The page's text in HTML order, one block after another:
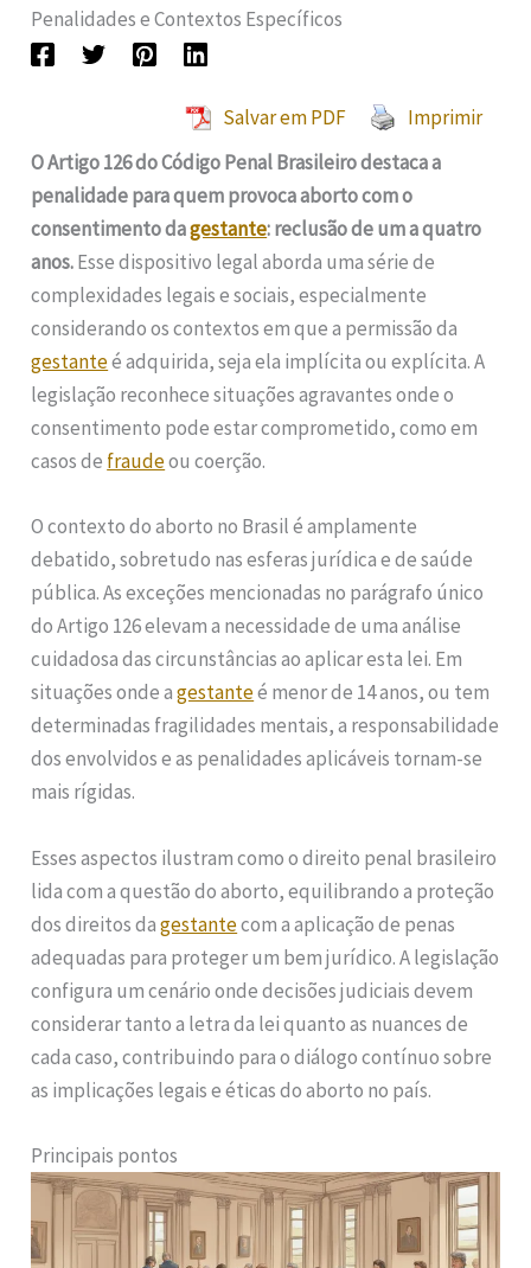
Penalidades e Contextos Específicos
Salvar em PDF
Imprimir
O Artigo 126 do Código Penal Brasileiro destaca a
penalidade para quem provoca aborto com o
consentimento dagestante: reclusão de um a quatro
anos.Esse dispositivo legal aborda uma série de
complexidades legais e sociais, especialmente
considerando os contextos em que a permissão da
gestanteé adquirida, seja ela implícita ou explícita. A
legislação reconhece situações agravantes onde o
consentimento pode estar comprometido, como em
casos de fraudeou coerção.
O contexto do aborto no Brasil é amplamente
debatido, sobretudo nas esferas jurídica e de saúde
pública. As exceções mencionadas no parágrafo único
do Artigo 126 elevam a necessidade de uma análise
cuidadosa das circunstâncias ao aplicar esta lei. Em
situações onde agestanteé menor de 14 anos, ou tem
determinadas fragilidades mentais, a responsabilidade
dos envolvidos e as penalidades aplicáveis tornam-se
mais rígidas.
Esses aspectos ilustram como o direito penal brasileiro
lida com a questão do aborto, equilibrando a proteção
dos direitos dagestantecom a aplicação de penas
adequadas para proteger um bem jurídico. A legislação
configura um cenário onde decisões judiciais devem
considerar tanto a letra da lei quanto as nuances de
cada caso, contribuindo para o diálogo contínuo sobre
as implicações legais e éticas do aborto no país.
Principais pontos